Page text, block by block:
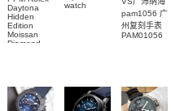
Daytona
Hidden
Edition
Moissan
Diamond
watch
pam1056 广
州复刻手表
PAM01056